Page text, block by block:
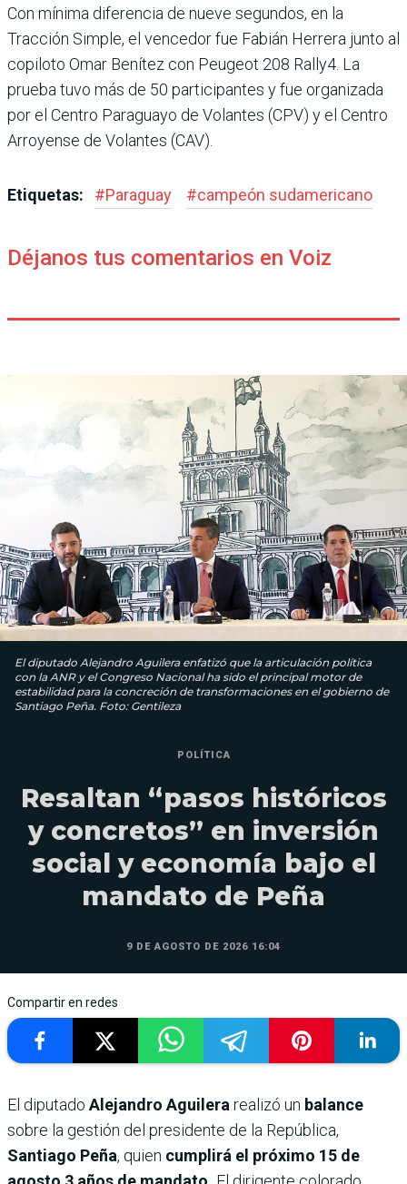
Con mínima diferencia de nueve segundos, en la
Tracción Simple, el vencedor fue Fabián Herrera junto al
copiloto Omar Benítez con Peugeot 208 Rally4. La
prueba tuvo más de 50 participantes y fue organizada
por el Centro Paraguayo de Volantes (CPV) y el Centro
Arroyense de Volantes (CAV).
Etiquetas: #Paraguay #campeón sudamericano
Déjanos tus comentarios en Voiz
El diputado Alejandro Aguilera enfatizó que la articulación política
con la ANR y el Congreso Nacional ha sido el principal motor de
estabilidad para la concreción de transformaciones en el gobierno de
Santiago Peña. Foto: Gentileza
POLÍTICA
Resaltan “pasos históricos
y concretos” en inversión
social y economía bajo el
mandato de Peña
9 DE AGOSTO DE 2026 16:04
Compartir en redes
El diputado Alejandro Aguilera realizó un balance
sobre la gestión del presidente de la República,
Santiago Peña, quien cumplirá el próximo 15 de